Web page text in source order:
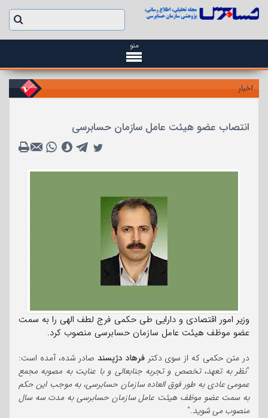
منو
اخبار
انتصاب عضو هیئت عامل سازمان حسابرسی
وزیر امور اقتصادی و دارایی طی حکمی فرج لطف الهی را به سمت
عضو موظف هیئت عامل سازمان حسابرسی منصوب کرد.
در متن حکمی که از سوی دکترفرهاد دژپسند صادر شده، آمده است:
"نظر به تعهد، تخصص و تجربه جنابعالی و با عنایت به مصوبه مجمع
عمومی عادی به طور فوق العاده سازمان حسابرسی، به موجب این حکم
به سمت عضو موظف هیئت عامل سازمان حسابرسی به مدت سه سال
منصوب می شوید."